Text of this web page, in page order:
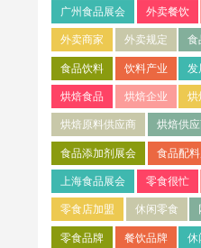
广州食品展会 外卖餐饮
外卖商家 外卖规定 食
食品饮料 饮料产业 发
烘焙食品 烘焙企业 烘
烘焙原料供应商 烘焙供
食品添加剂展会 食品配
上海食品展会 零食很忙
零食店加盟 休闲零食
零食品牌 餐饮品牌 休